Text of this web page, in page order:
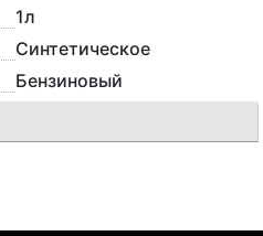
1л
Синтетическое
Бензиновый